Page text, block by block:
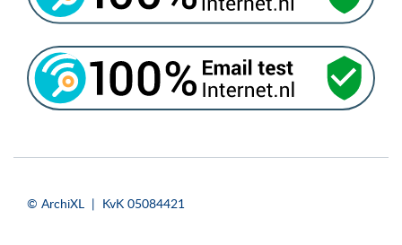
© ArchiXL | KvK 05084421